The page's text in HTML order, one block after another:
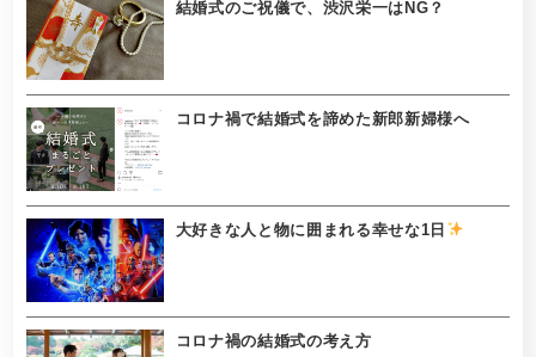
結婚式のご祝儀で、渋沢栄一はNG？
コロナ禍で結婚式を諦めた新郎新婦様へ
大好きな人と物に囲まれる幸せな1日
コロナ禍の結婚式の考え方